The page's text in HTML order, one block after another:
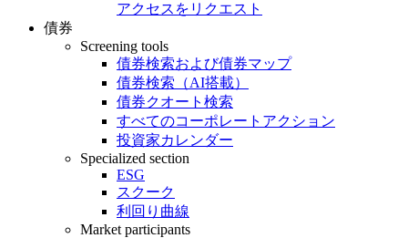
アクセスをリクエスト
債券
Screening tools
債券検索および債券マップ
債券検索（AI搭載）
債券クオート検索
すべてのコーポレートアクション
投資家カレンダー
Specialized section
ESG
スクーク
利回り曲線
Market participants